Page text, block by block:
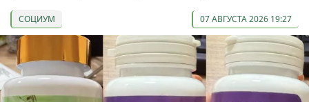
СОЦИУМ 07 АВГУСТА 2026 19:27